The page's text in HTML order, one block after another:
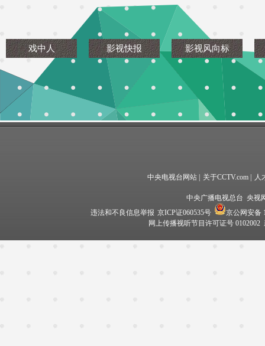
戏中人 影视快报 影视风向标
中央电视台网站 关于CCTV.com 人
中央广播电视总台 央视
违法和不良信息举报 京ICP证060535号
京公网安备
网上传播视听节目许可证号 0102002